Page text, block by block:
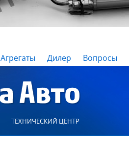
Агрегаты Дилер Вопросы
ТЕХНИЧЕСКИЙ ЦЕНТР